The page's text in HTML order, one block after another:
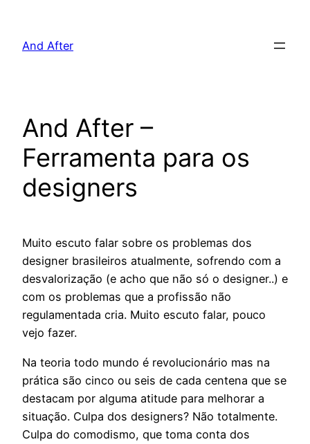
And After
And After –
Ferramenta para os
designers
Muito escuto falar sobre os problemas dos
designer brasileiros atualmente, sofrendo com a
desvalorização (e acho que não só o designer..) e
com os problemas que a profissão não
regulamentada cria. Muito escuto falar, pouco
vejo fazer.
Na teoria todo mundo é revolucionário mas na
prática são cinco ou seis de cada centena que se
destacam por alguma atitude para melhorar a
situação. Culpa dos designers? Não totalmente.
Culpa do comodismo, que toma conta dos